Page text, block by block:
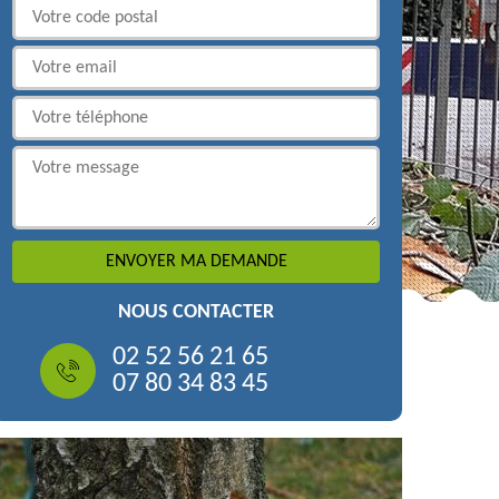
NOUS CONTACTER
02 52 56 21 65
07 80 34 83 45